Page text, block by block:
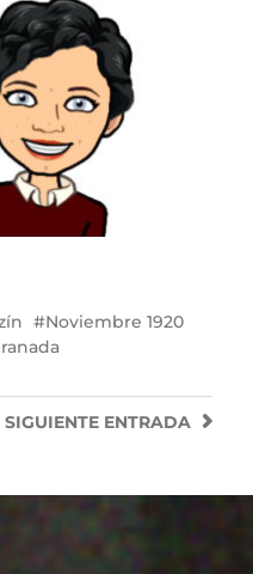
Noviembre 1920
SIGUIENTE ENTRADA